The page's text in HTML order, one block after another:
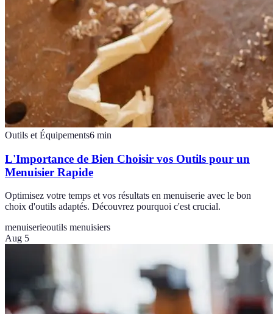
Outils et Équipements6 min
L'Importance de Bien Choisir vos Outils pour un
Menuisier Rapide
Optimisez votre temps et vos résultats en menuiserie avec le bon
choix d'outils adaptés. Découvrez pourquoi c'est crucial.
menuiserieoutils menuisiers
Aug 5